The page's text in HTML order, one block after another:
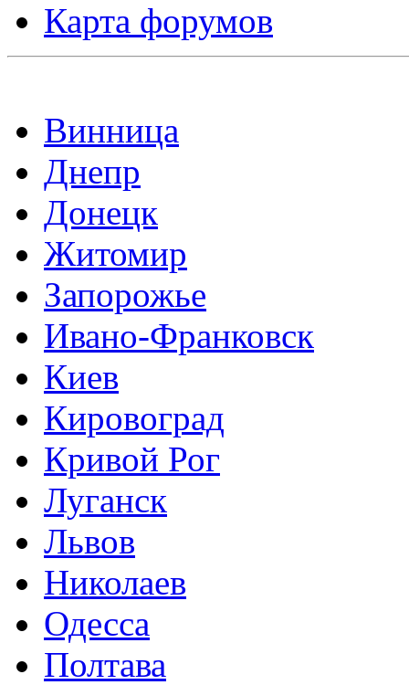
Карта форумов
Винница
Днепр
Донецк
Житомир
Запорожье
Ивано-Франковск
Киев
Кировоград
Кривой Рог
Луганск
Львов
Николаев
Одесса
Полтава